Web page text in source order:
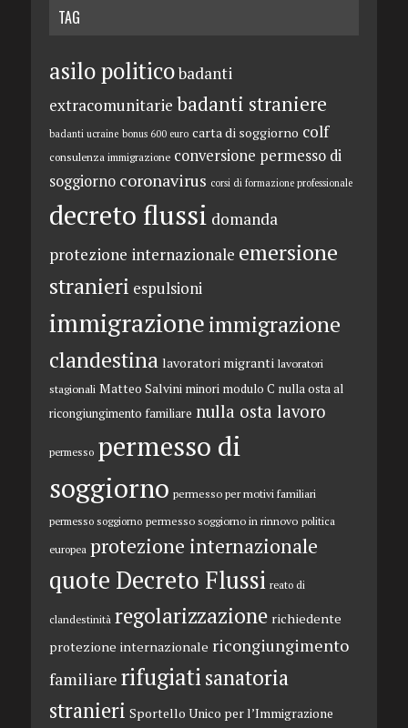
TAG
asilo politicobadanti
extracomunitarie badanti straniere
badanti ucraine bonus 600 euro carta di soggiorno colf
consulenza immigrazione conversione permesso di
soggiorno coronavirus corsi di formazione professionale
decreto flussi domanda
protezione internazionale emersione
stranieri espulsioni
immigrazioneimmigrazione
clandestina lavoratori migranti lavoratori
stagionali Matteo Salvini minori modulo C nulla osta al
ricongiungimento familiare nulla osta lavoro
permesso permesso di
soggiorno permesso per motivi familiari
permesso soggiorno permesso soggiorno in rinnovo politica
europea protezione internazionale
quote Decreto Flussi reato di
clandestinità regolarizzazione richiedente
protezione internazionale ricongiungimento
familiare rifugiatisanatoria
stranieri Sportello Unico per l’Immigrazione